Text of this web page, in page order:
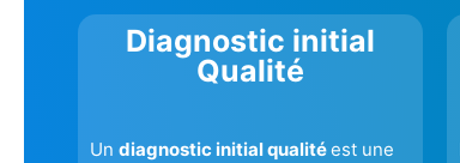
Diagnostic initial
Qualité
Un diagnostic initial qualitéest une